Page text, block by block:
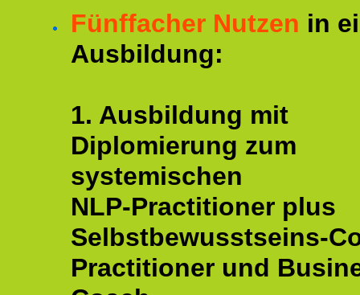
Fünffacher Nutzen in
Ausbildung:
1. Ausbildung mit
Diplomierung zum
systemischen
NLP-Practitioner plus
Selbstbewusstseins-
Practitioner und